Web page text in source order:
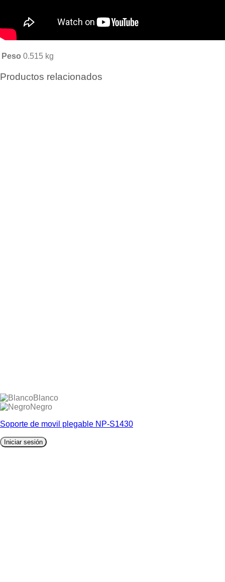
Peso 0.515 kg
Productos relacionados
Blanco
Negro
Soporte de movil plegable NP-S1430
Iniciar sesión